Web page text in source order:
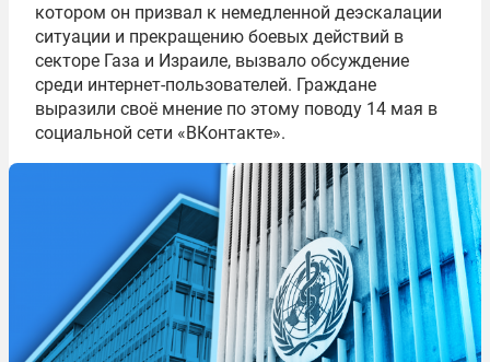
котором он призвал к немедленной деэскалации
ситуации и прекращению боевых действий в
секторе Газа и Израиле, вызвало обсуждение
среди интернет-пользователей. Граждане
выразили своё мнение по этому поводу 14 мая в
социальной сети «ВКонтакте».